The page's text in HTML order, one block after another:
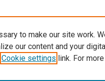
to make our site work.
our content and your
Cookie settings link. For